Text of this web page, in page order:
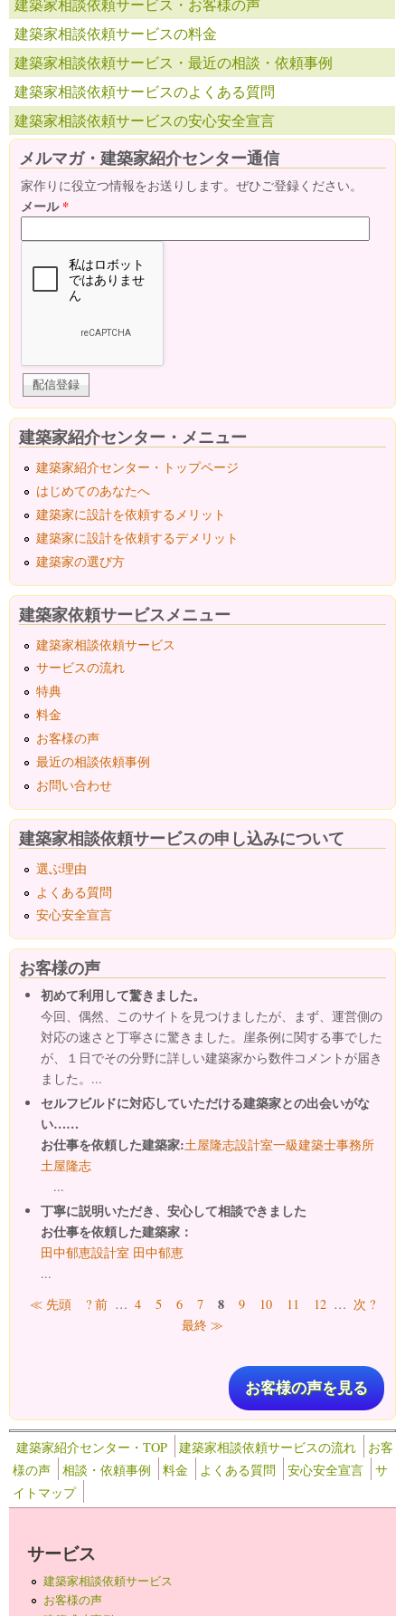
建築家相談依頼サービス・お客様の声
建築家相談依頼サービスの料金
建築家相談依頼サービス・最近の相談・依頼事例
建築家相談依頼サービスのよくある質問
建築家相談依頼サービスの安心安全宣言
メルマガ・建築家紹介センター通信
家作りに役立つ情報をお送りします。ぜひご登録ください。
メール*
建築家紹介センター・メニュー
建築家紹介センター・トップページ
はじめてのあなたへ
建築家に設計を依頼するメリット
建築家に設計を依頼するデメリット
建築家の選び方
建築家依頼サービスメニュー
建築家相談依頼サービス
サービスの流れ
特典
料金
お客様の声
最近の相談依頼事例
お問い合わせ
建築家相談依頼サービスの申し込みについて
選ぶ理由
よくある質問
安心安全宣言
お客様の声
初めて利用して驚きました。
今回、偶然、このサイトを見つけましたが、まず、運営側の
対応の速さと丁寧さに驚きました。崖条例に関する事でした
が、１日でその分野に詳しい建築家から数件コメントが届き
ました。...
セルフビルドに対応していただける建築家との出会いがな
い……
お仕事を依頼した建築家:土屋隆志設計室一級建築士事務所
土屋隆志
...
丁寧に説明いただき、安心して相談できました
お仕事を依頼した建築家：
田中郁恵設計室 田中郁恵
...
ページ
≪ 先頭 ? 前 … 4 5 6 7 8 9 10 11 12 … 次 ?
最終 ≫
お客様の声を見る
建築家紹介センター・TOP 建築家相談依頼サービスの流れ
お客
様の声
相談・依頼事例 料金 よくある質問 安心安全宣言
サ
イトマップ
サービス
建築家相談依頼サービス
お客様の声